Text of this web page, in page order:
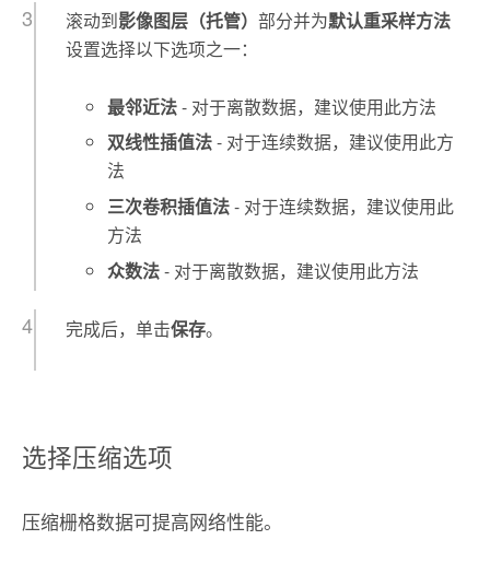
滚动到影像图层（托管） 部分并为默认重采样方法
设置选择以下选项之一：
最邻近法- 对于离散数据，建议使用此方法
双线性插值法- 对于连续数据，建议使用此方
法
三次卷积插值法- 对于连续数据，建议使用此
方法
众数法- 对于离散数据，建议使用此方法
完成后，单击保存。
选择压缩选项
压缩栅格数据可提高网络性能。